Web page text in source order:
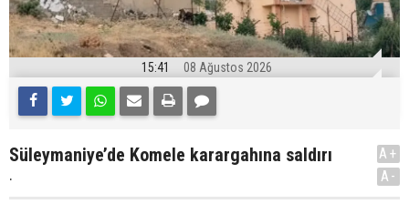
15:41 08 Ağustos 2026
Süleymaniye’de Komele karargahına saldırı
.
A+
A-